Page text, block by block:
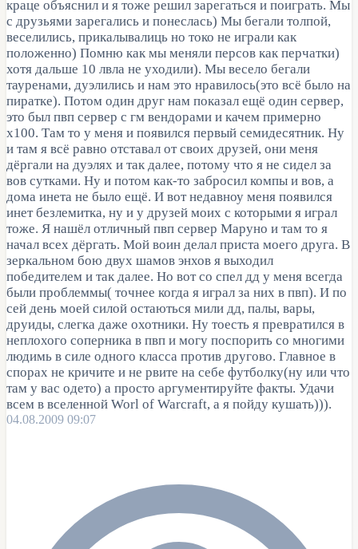
краце объяснил и я тоже решил зарегаться и поиграть. Мы
с друзьями зарегались и понеслась) Мы бегали толпой,
веселились, прикалывалиць но токо не играли как
положенно) Помню как мы меняли персов как перчатки)
хотя дальше 10 лвла не уходили). Мы весело бегали
тауренами, дуэлились и нам это нравилось(это всё было на
пиратке). Потом один друг нам показал ещё один сервер,
это был пвп сервер с гм вендорами и качем примерно
x100. Там то у меня и появился первый семидесятник. Ну
и там я всё равно отставал от своих друзей, они меня
дёргали на дуэлях и так далее, потому что я не сидел за
вов сутками. Ну и потом как-то забросил компы и вов, а
дома инета не было ещё. И вот недавноу меня появился
инет безлемитка, ну и у друзей моих с которыми я играл
тоже. Я нашёл отличный пвп сервер Маруно и там то я
начал всех дёргать. Мой воин делал приста моего друга. В
зеркальном бою двух шамов энхов я выходил
победителем и так далее. Но вот со спел дд у меня всегда
были проблеммы( точнее когда я играл за них в пвп). И по
сей день моей силой остаються мили дд, палы, вары,
друиды, слегка даже охотники. Ну тоесть я превратился в
неплохого соперника в пвп и могу поспорить со многими
людимь в силе одного класса против другово. Главное в
спорах не кричите и не рвите на себе футболку(ну или что
там у вас одето) а просто аргументируйте факты. Удачи
всем в вселенной Worl of Warcraft, а я пойду кушать))).
04.08.2009 09:07